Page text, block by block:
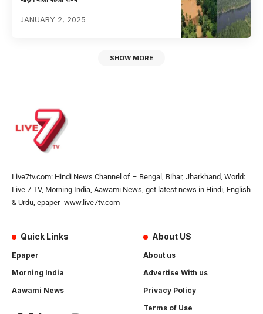
JANUARY 2, 2025
SHOW MORE
Live7tv.com: Hindi News Channel of – Bengal, Bihar, Jharkhand, World:
Live 7 TV, Morning India, Aawami News, get latest news in Hindi, English
& Urdu, epaper- www.live7tv.com
Quick Links
Epaper
Morning India
Aawami News
About US
About us
Advertise With us
Privacy Policy
Terms of Use